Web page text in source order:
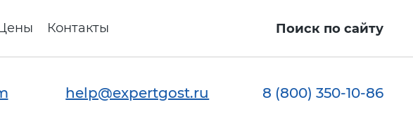
Контакты Поиск по сайту
help@expertgost.ru 8 (800) 350-10-86